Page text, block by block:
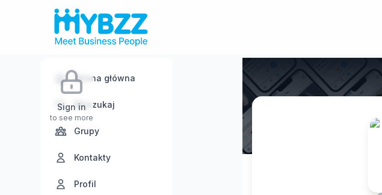
Sign in
to see more
Strona główna
Wyszukaj
Grupy
Kontakty
Profil